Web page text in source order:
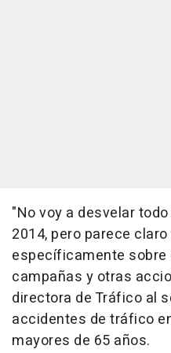
"No voy a desvelar
2014, pero parece
específicamente
campañas y otras
directora de Tráfico al
accidentes de tráfico
mayores de 65 años.